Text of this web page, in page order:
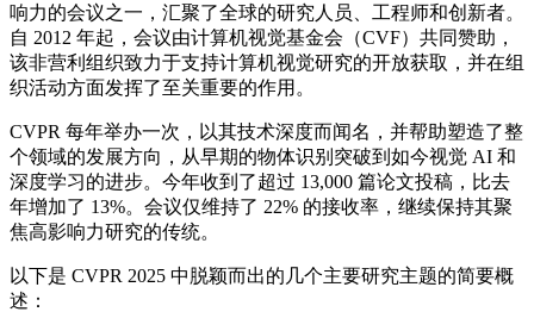
响力的会议之一，汇聚了全球的研究人员、工程师和创新者。
自 2012 年起，会议由计算机视觉基金会（CVF）共同赞助，
该非营利组织致力于支持计算机视觉研究的开放获取，并在组
织活动方面发挥了至关重要的作用。
CVPR 每年举办一次，以其技术深度而闻名，并帮助塑造了整
个领域的发展方向，从早期的物体识别突破到如今视觉 AI 和
深度学习的进步。今年收到了超过 13,000 篇论文投稿，比去
年增加了 13%。会议仅维持了 22% 的接收率，继续保持其聚
焦高影响力研究的传统。
以下是 CVPR 2025 中脱颖而出的几个主要研究主题的简要概
述：